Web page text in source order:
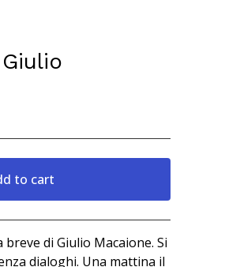
to cart
cart
breve di Giulio Macaione. Si
dialoghi. Una mattina il